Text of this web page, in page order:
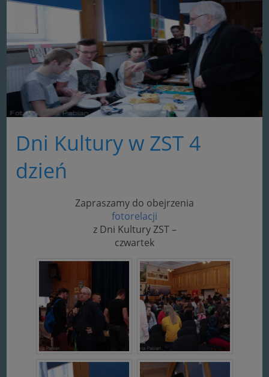
Dni Kultury w ZST 4
dzień
Zapraszamy do obejrzenia
fotorelacji
z Dni Kultury ZST –
czwartek